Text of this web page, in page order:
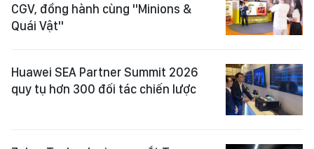
CGV, đồng hành cùng "Minions &
Quái Vật"
Huawei SEA Partner Summit 2026
quy tụ hơn 300 đối tác chiến lược